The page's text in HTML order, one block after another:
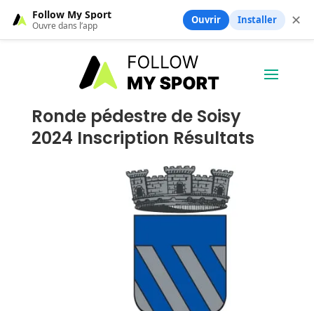
Ronde pédestre de Soisy
2024 Inscription Résultats
Follow My Sport
Ouvre dans l’app Ouvrir Installer ✕